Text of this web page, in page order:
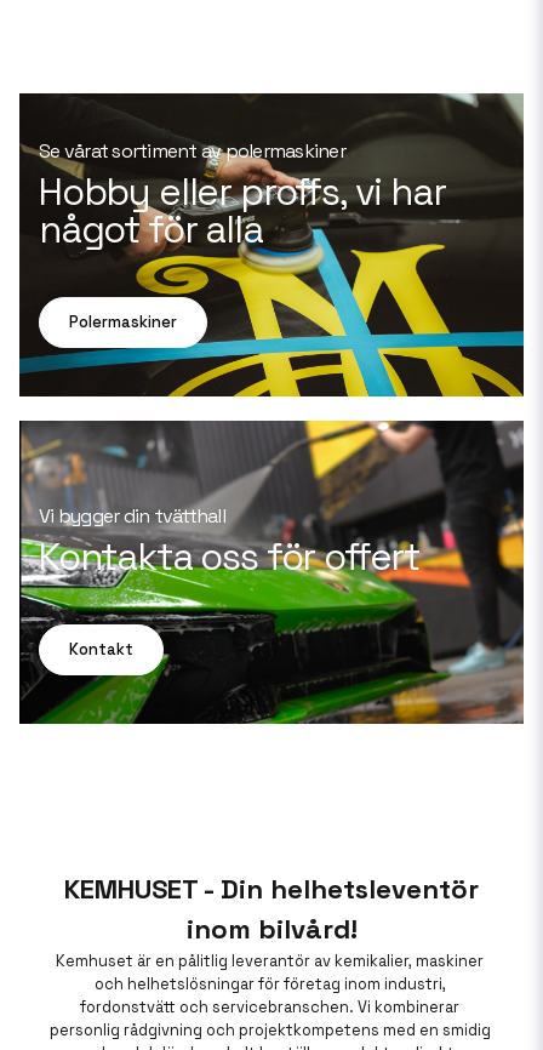
Se vårat sortiment av polermaskiner
Hobby eller proffs, vi har
något för alla
Polermaskiner
Vi bygger din tvätthall
Kontakta oss för offert
Kontakt
KEMHUSET - Din helhetsleventör
inom bilvård!
Kemhuset är en pålitlig leverantör av kemikalier, maskiner
och helhetslösningar för företag inom industri,
fordonstvätt och servicebranschen. Vi kombinerar
personlig rådgivning och projektkompetens med en smidig